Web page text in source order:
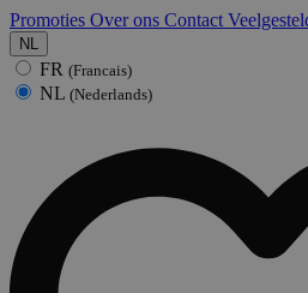
Promoties Over ons Contact
NL
FR (Francais)
NL (Nederlands)